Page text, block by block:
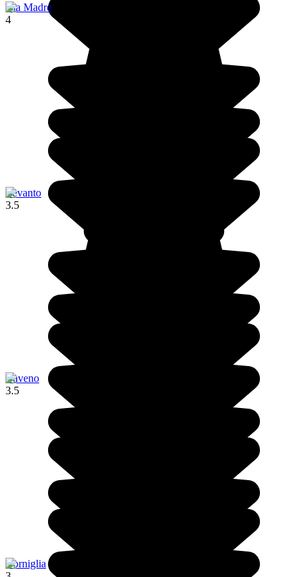
Isla Madre
4
Levanto
3.5
Baveno
3.5
Corniglia